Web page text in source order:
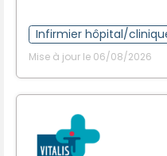
Infirmier hôpital/
Mise à jour le 06/08/2026